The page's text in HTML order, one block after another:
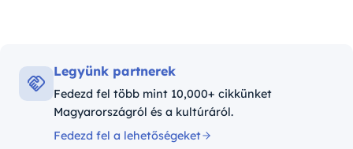
Legyünk partnerek
Fedezd fel több mint 10,000+ cikkünket
Magyarországról és a kultúráról.
Fedezd fel a lehetőségeket